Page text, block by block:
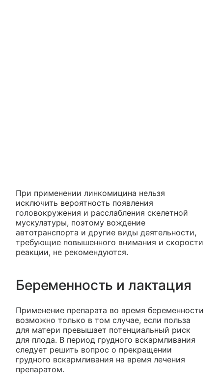
При применении линкомицина нельзя
исключить вероятность появления
головокружения и расслабления скелетной
мускулатуры, поэтому вождение
автотранспорта и другие виды деятельности,
требующие повышенного внимания и скорости
реакции, не рекомендуются.
Беременность и лактация
Применение препарата во время беременности
возможно только в том случае, если польза
для матери превышает потенциальный риск
для плода. В период грудного вскармливания
следует решить вопрос о прекращении
грудного вскармливания на время лечения
препаратом.